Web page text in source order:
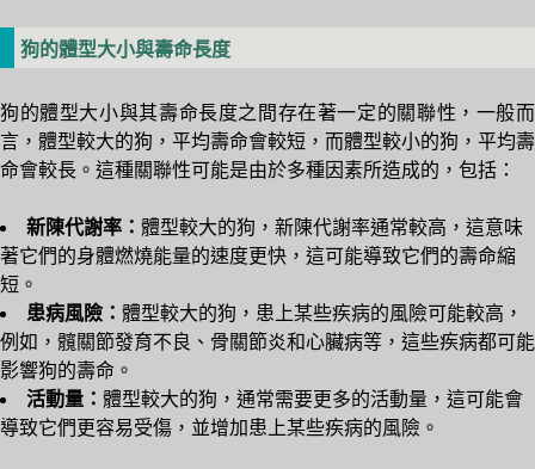
狗的體型大小與壽命長度
狗的體型大小與其壽命長度之間存在著一定的關聯性，一般而
言，體型較大的狗，平均壽命會較短，而體型較小的狗，平均壽
命會較長。這種關聯性可能是由於多種因素所造成的，包括：
新陳代謝率： 體型較大的狗，新陳代謝率通常較高，這意味
著它們的身體燃燒能量的速度更快，這可能導致它們的壽命縮
短。
患病風險： 體型較大的狗，患上某些疾病的風險可能較高，
例如，髖關節發育不良、骨關節炎和心臟病等，這些疾病都可能
影響狗的壽命。
活動量： 體型較大的狗，通常需要更多的活動量，這可能會
導致它們更容易受傷，並增加患上某些疾病的風險。